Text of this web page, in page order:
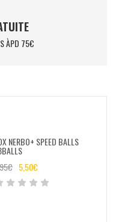
ÀPD 75€
NERBO+ SPEED BALLS
€ 5,50€